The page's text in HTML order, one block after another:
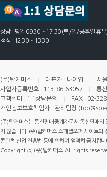
상담 : 평일 09:30 ~ 17:30 (토/일/공휴일 휴무
점심 : 12:30 ~ 13:30
(주)탑커머스 대표자 : 나이엽
서
사업자등록번호 : 113-86-63057
통
고객센터 : 1:1상담문의
FAX : 02-
개인정보보호책임자 : 관리팀장
(주)탑커머스는 통신판매중개자로서 통신판매
지 않습니다. (주)탑커머스 스페셜오퍼 사이트
콘텐츠 산업 진흥법 등에 의하여 엄격히 금지합니
Copyright ⓒ (주)탑커머스 All rights